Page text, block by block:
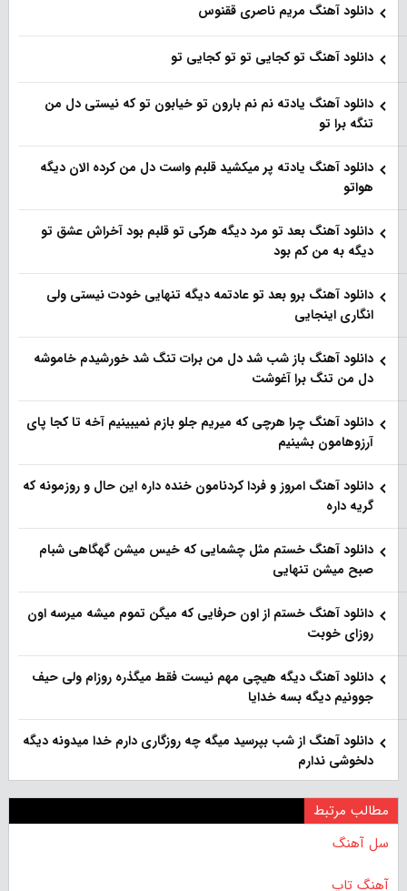
دانلود آهنگ مریم ناصری ققنوس
دانلود آهنگ تو کجایی تو تو کجایی تو
دانلود آهنگ یادته نم نم بارون تو خیابون تو که نیستی دل من
تنگه برا تو
دانلود آهنگ یادته پر میکشید قلبم واست دل من کرده الان دیگه
هواتو
دانلود آهنگ بعد تو مرد دیگه هرکی تو قلبم بود آخراش عشق تو
دیگه به من کم بود
دانلود آهنگ برو بعد تو عادتمه دیگه تنهایی خودت نیستی ولی
انگاری اینجایی
دانلود آهنگ باز شب شد دل من برات تنگ شد خورشیدم خاموشه
دل من تنگ برا آغوشت
دانلود آهنگ چرا هرچی که میریم جلو بازم نمیبینیم آخه تا کجا پای
آرزوهامون بشینیم
دانلود آهنگ امروز و فردا کردنامون خنده داره این حال و روزمونه که
گریه داره
دانلود آهنگ خستم مثل چشمایی که خیس میشن گهگاهی شبام
صبح میشن تنهایی
دانلود آهنگ خستم از اون حرفایی که میگن تموم میشه میرسه اون
روزای خوبت
دانلود آهنگ دیگه هیچی مهم نیست فقط میگذره روزام ولی حیف
جوونیم دیگه بسه خدایا
دانلود آهنگ از شب بپرسید میگه چه روزگاری دارم خدا میدونه دیگه
دلخوشی ندارم
مطالب مرتبط
سل آهنگ
آهنگ تاپ